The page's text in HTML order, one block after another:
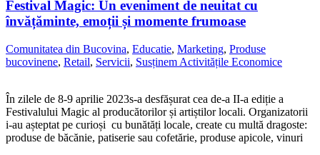
Festival Magic: Un eveniment de neuitat cu
învățăminte, emoții și momente frumoase
Comunitatea din Bucovina, Educatie, Marketing, Produse
bucovinene, Retail, Servicii, Susținem Activitățile Economice
În zilele de 8-9 aprilie 2023s-a desfășurat cea de-a II-a ediție a
Festivalului Magic al producătorilor și artiștilor locali. Organizatorii
i-au așteptat pe curioși cu bunătăți locale, create cu multă dragoste:
produse de băcănie, patiserie sau cofetărie, produse apicole, vinuri